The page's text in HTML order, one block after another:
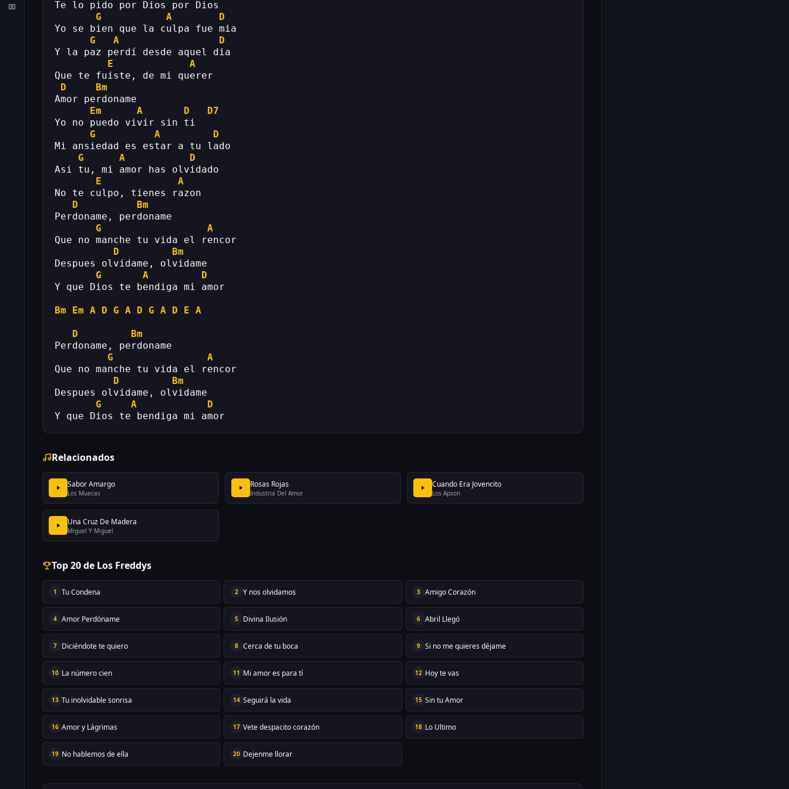
Te lo pido por Dios por Dios
G
A
D
Yo se bien que la culpa fue mia
G
A
D
Y la paz perdí desde aquel dia
E
A
Que te fuiste, de mi querer
D
Bm
Amor perdoname
Em
A D
D7
Yo no puedo vivir sin ti
G
A
D
Mi ansiedad es estar a tu lado
G
A
D
Asi tu, mi amor has olvidado
E
A
No te culpo, tienes razon
D
Bm
Perdoname, perdoname
G
A
Que no manche tu vida el rencor
D
Bm
Despues olvidame, olvidame
G
A
D
Y que Dios te bendiga mi amor
Bm Em A D G A D G A D E A
D
Bm
Perdoname, perdoname
G
A
Que no manche tu vida el rencor
D
Bm
Despues olvidame, olvidame
G
A
D
Y que Dios te bendiga mi amor
Relacionados
Sabor Amargo
Los Muecas
Rosas Rojas
Industria Del Amor
Cuando Era Jovencito
Los Apson
Una Cruz De Madera
Miguel Y Miguel
Top 20 de Los Freddys
1 Tu Condena 2 Y nos olvidamos 3 Amigo Corazón
4 Amor Perdóname 5 Divina Ilusión 6 Abril Llegó
7 Diciéndote te quiero 8 Cerca de tu boca 9 Si no me quieres déjame
10 La número cien 11 Mi amor es para tí 12 Hoy te vas
13 Tu inolvidable sonrisa 14 Seguirá la vida 15 Sin tu Amor
16 Amor y Lágrimas 17 Vete despacito corazón 18 Lo Ultimo
19 No hablemos de ella 20 Dejenme llorar